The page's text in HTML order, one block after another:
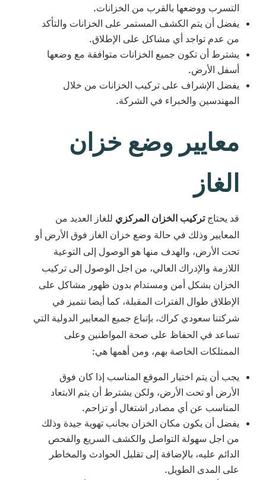
التسرب ووضعها بالقرب من الخزانات.
يفضل أن يتم الكشف المستمر على الخزانات والتأكد
من عدم تواجد أي مشاكل على الإطلاق.
يشترط أن تكون جميع الخزانات متوافقة مع وضعها
أسفل الأرض.
يفضل الإشراف على تركيب الخزانات من خلال
المهندسين والخبراء في الشركة.
معايير وضع خزان
الغاز
قد يحتاجتركيب الخزان المركزي للغاز العديد من
المعايير وذلك في حالة وضع خزان الغاز فوق الأرض أو
تحت الأرض، والهدف منها هو الوصول إلى التوعية
اللازمة والإدراك العالي، من اجل الوصول إلى تركيب
الخزان بشكل أمن ومستدام بدون ظهور مشاكل على
الإطلاق طوال الفترات المقبلة، كما أيضا نتميز في
شركتنا سعودي كراك، بإتباع جميع المعايير الدولية التي
تساعد في الحفاظ على صحة المواطنين وعلى
الممتلكات الخاصة بهم، ومن أهمها هي:
يجب أن يتم اختيار الموقع المناسب إذا كان فوق
الأرض أو تحت الأرض، ولكن يشترط أن يتم الابتعاد
المناسب عن أي مصادر اشتغال أو تزاحم.
يفضل أن يكون مكان الخزان بجانب تهوية جيدة وذلك
من اجل سهولة التواصل والكشف السريع والفحص
الدائم عليه، بالإضافة إلى تقليل الحوادث والمخاطر
على المدى الطويل.